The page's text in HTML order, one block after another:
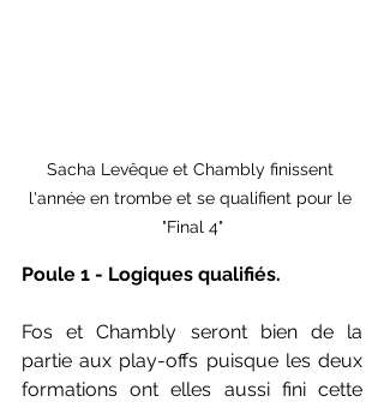
Sacha Levêque et Chambly finissent
l'année en trombe et se qualifient pour le
"Final 4"
Poule 1 - Logiques qualifiés.
Fos et Chambly seront bien de la
partie aux play-offs puisque les deux
formations ont elles aussi fini cette